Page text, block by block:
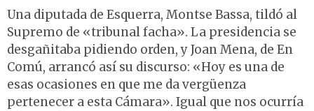
Una diputada de Esquerra, Montse Bassa, tildó al
Supremo de «tribunal facha». La presidencia se
desgañitaba pidiendo orden, y Joan Mena, de En
Comú, arrancó así su discurso: «Hoy es una de
esas ocasiones en que me da vergüenza
pertenecer a esta Cámara». Igual que nos ocurría